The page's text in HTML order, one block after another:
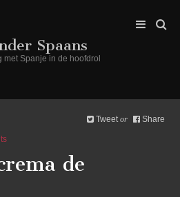
Spaans
met Spanje in de hoofdrol
Tweet or Share
de